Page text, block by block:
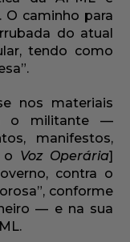
O caminho para
do atual
tendo como
nos materiais
o militante —
manifestos,
o Voz Operária]
contra o
conforme
— e na sua